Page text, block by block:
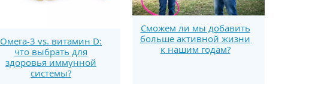
Омега-3 vs. витамин D:
что выбрать для
здоровья иммунной
системы?
Сможем ли мы добавить
больше активной жизни
к нашим годам?